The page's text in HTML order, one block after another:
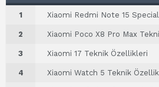
1 Xiaomi Redmi Note 15
2 Xiaomi Poco X8 Pro Max
3 Xiaomi 17 Teknik Özellikleri
4 Xiaomi Watch 5 Teknik